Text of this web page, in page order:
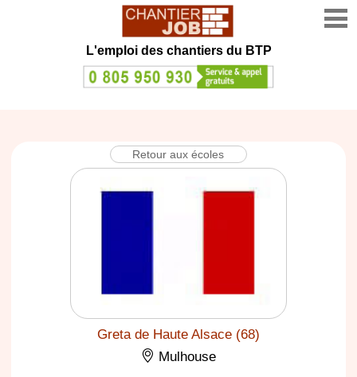
L'emploi des chantiers du BTP
Retour aux écoles
Greta de Haute Alsace (68)
Mulhouse